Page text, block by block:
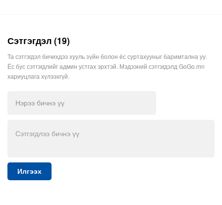
Сэтгэгдэл (19)
Та сэтгэгдэл бичихдээ хууль зүйн болон ёс суртахууныг баримтална уу.
Ёс бус сэтгэгдлийг админ устгах эрхтэй. Мэдээний сэтгэгдэлд GoGo.mn
хариуцлага хүлээхгүй.
Илгээх